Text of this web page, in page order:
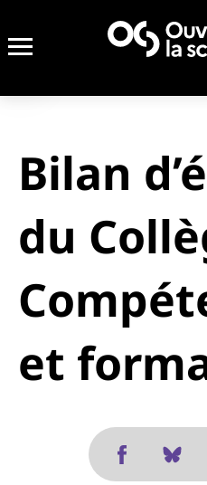
Bilan
du
et